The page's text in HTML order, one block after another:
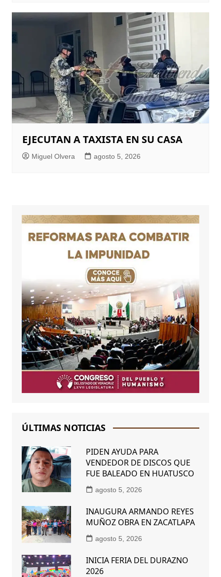
EJECUTAN A TAXISTA EN SU CASA
Miguel Olvera agosto 5, 2026
ÚLTIMAS NOTICIAS
PIDEN AYUDA PARA
VENDEDOR DE DISCOS QUE
FUE BALEADO EN HUATUSCO
agosto 5, 2026
INAUGURA ARMANDO REYES
MUÑOZ OBRA EN ZACATLAPA
agosto 5, 2026
INICIA FERIA DEL DURAZNO
2026